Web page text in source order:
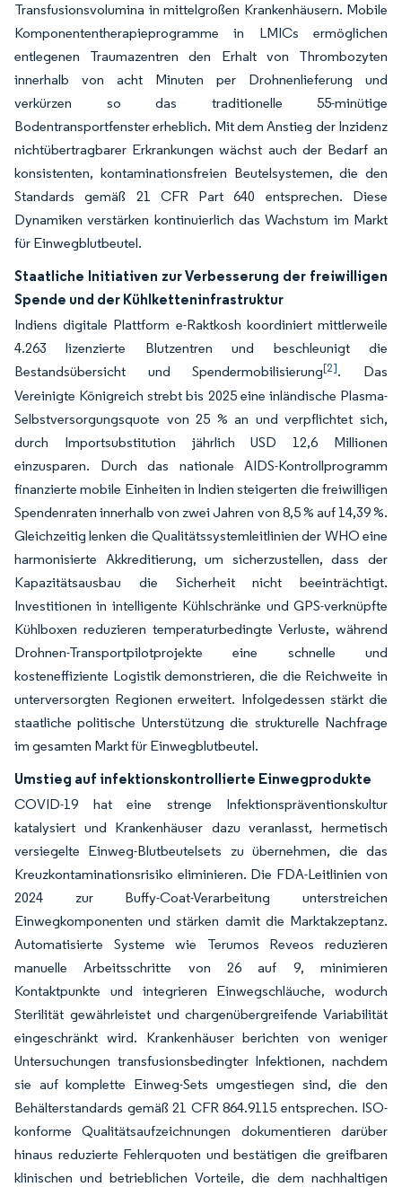
Transfusionsvolumina in mittelgroßen Krankenhäusern. Mobile
Komponententherapieprogramme in LMICs ermöglichen
entlegenen Traumazentren den Erhalt von Thrombozyten
innerhalb von acht Minuten per Drohnenlieferung und
verkürzen so das traditionelle 55-minütige
Bodentransportfenster erheblich. Mit dem Anstieg der Inzidenz
nichtübertragbarer Erkrankungen wächst auch der Bedarf an
konsistenten, kontaminationsfreien Beutelsystemen, die den
Standards gemäß 21 CFR Part 640 entsprechen. Diese
Dynamiken verstärken kontinuierlich das Wachstum im Markt
für Einwegblutbeutel.
Staatliche Initiativen zur Verbesserung der freiwilligen
Spende und der Kühlketteninfrastruktur
Indiens digitale Plattform e-Raktkosh koordiniert mittlerweile
4.263 lizenzierte Blutzentren und beschleunigt die
Bestandsübersicht und Spendermobilisierung[2]. Das
Vereinigte Königreich strebt bis 2025 eine inländische Plasma-
Selbstversorgungsquote von 25 % an und verpflichtet sich,
durch Importsubstitution jährlich USD 12,6 Millionen
einzusparen. Durch das nationale AIDS-Kontrollprogramm
finanzierte mobile Einheiten in Indien steigerten die freiwilligen
Spendenraten innerhalb von zwei Jahren von 8,5 % auf 14,39 %.
Gleichzeitig lenken die Qualitätssystemleitlinien der WHO eine
harmonisierte Akkreditierung, um sicherzustellen, dass der
Kapazitätsausbau die Sicherheit nicht beeinträchtigt.
Investitionen in intelligente Kühlschränke und GPS-verknüpfte
Kühlboxen reduzieren temperaturbedingte Verluste, während
Drohnen-Transportpilotprojekte eine schnelle und
kosteneffiziente Logistik demonstrieren, die die Reichweite in
unterversorgten Regionen erweitert. Infolgedessen stärkt die
staatliche politische Unterstützung die strukturelle Nachfrage
im gesamten Markt für Einwegblutbeutel.
Umstieg auf infektionskontrollierte Einwegprodukte
COVID-19 hat eine strenge Infektionspräventionskultur
katalysiert und Krankenhäuser dazu veranlasst, hermetisch
versiegelte Einweg-Blutbeutelsets zu übernehmen, die das
Kreuzkontaminationsrisiko eliminieren. Die FDA-Leitlinien von
2024 zur Buffy-Coat-Verarbeitung unterstreichen
Einwegkomponenten und stärken damit die Marktakzeptanz.
Automatisierte Systeme wie Terumos Reveos reduzieren
manuelle Arbeitsschritte von 26 auf 9, minimieren
Kontaktpunkte und integrieren Einwegschläuche, wodurch
Sterilität gewährleistet und chargenübergreifende Variabilität
eingeschränkt wird. Krankenhäuser berichten von weniger
Untersuchungen transfusionsbedingter Infektionen, nachdem
sie auf komplette Einweg-Sets umgestiegen sind, die den
Behälterstandards gemäß 21 CFR 864.9115 entsprechen. ISO-
konforme Qualitätsaufzeichnungen dokumentieren darüber
hinaus reduzierte Fehlerquoten und bestätigen die greifbaren
klinischen und betrieblichen Vorteile, die dem nachhaltigen